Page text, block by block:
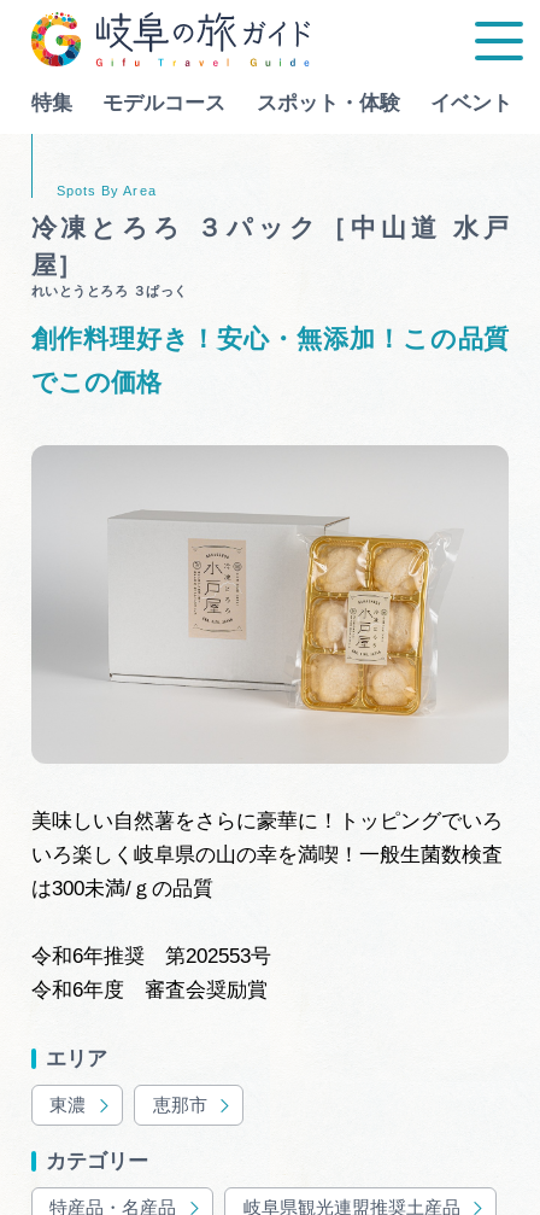
特集 モデルコース スポット・体験 イベント
モデルコース
早わかり岐阜
買い物・お土産
体験予約サイト「ＶＩＳＩＴ岐阜県」
岐阜県まるごと観光エリアガイド
岐阜県観光データベース
Language
行きたいリストを見る
冷凍とろろ ３パック［中山道 水戸
屋］
れいとうとろろ ３ぱっく
創作料理好き！安心・無添加！この品質
でこの価格
美味しい自然薯をさらに豪華に！トッピングでいろ
いろ楽しく岐阜県の山の幸を満喫！一般生菌数検査
は300未満/ｇの品質
令和6年推奨 第202553号
令和6年度 審査会奨励賞
エリア
東濃 恵那市
カテゴリー
特産品・名産品 岐阜県観光連盟推奨土産品